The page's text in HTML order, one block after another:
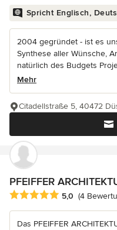
Spricht Englisch,
2004 gegründet - ist es
Synthese aller Wünsche,
natürlich des Budgets
Mehr
Citadellstraße 5, 40472
PFEIFFER
Durchschnittliche
5,0 (4
Das PFEIFFER